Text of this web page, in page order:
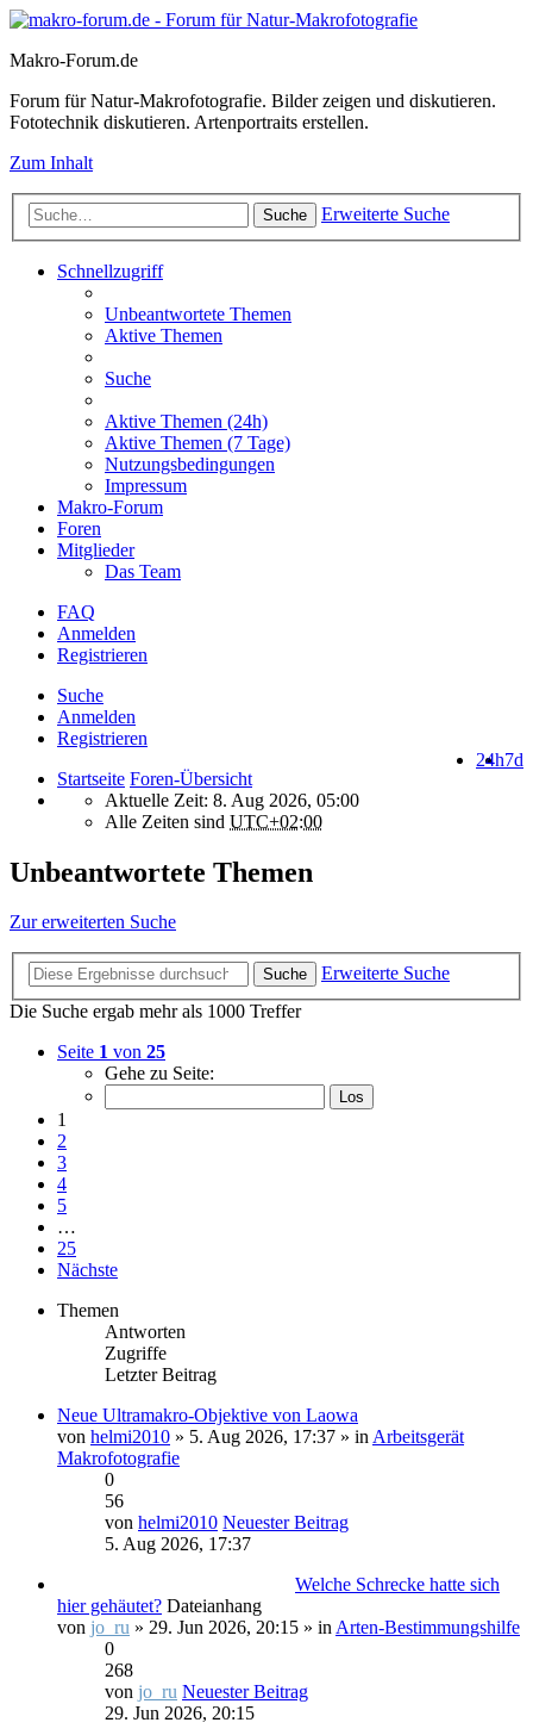
Makro-Forum.de
Forum für Natur-Makrofotografie. Bilder zeigen und diskutieren.
Fototechnik diskutieren. Artenportraits erstellen.
Zum Inhalt
Suche Erweiterte Suche
Schnellzugriff
Unbeantwortete Themen
Aktive Themen
Suche
Aktive Themen (24h)
Aktive Themen (7 Tage)
Nutzungsbedingungen
Impressum
Makro-Forum
Foren
Mitglieder
Das Team
FAQ
Anmelden
Registrieren
Suche
Anmelden
Registrieren
7d
24h
Startseite Foren-Übersicht
Aktuelle Zeit: 8. Aug 2026, 05:00
Alle Zeiten sind UTC+02:00
Unbeantwortete Themen
Zur erweiterten Suche
Suche
Erweiterte Suche
Die Suche ergab mehr als 1000 Treffer
Seite 1 von 25
Gehe zu Seite:
1
2
3
4
5
…
25
Nächste
Themen
Antworten
Zugriffe
Letzter Beitrag
Neue Ultramakro-Objektive von Laowa
von helmi2010 » 5. Aug 2026, 17:37 » in Arbeitsgerät
Makrofotografie
0
56
von helmi2010 Neuester Beitrag
5. Aug 2026, 17:37
Welche Schrecke hatte sich
hier gehäutet? Dateianhang
von jo_ru » 29. Jun 2026, 20:15 » in Arten-Bestimmungshilfe
0
268
von jo_ru Neuester Beitrag
29. Jun 2026, 20:15